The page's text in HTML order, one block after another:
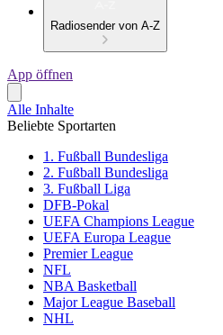
Radiosender von A-Z
App öffnen
Alle Inhalte
Beliebte Sportarten
1. Fußball Bundesliga
2. Fußball Bundesliga
3. Fußball Liga
DFB-Pokal
UEFA Champions League
UEFA Europa League
Premier League
NFL
NBA Basketball
Major League Baseball
NHL